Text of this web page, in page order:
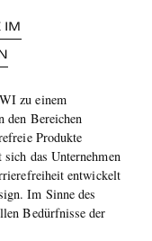
IM
zu einem
den Bereichen
Produkte
das Unternehmen
entwickelt
Im Sinne des
Bedürfnisse der